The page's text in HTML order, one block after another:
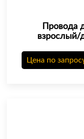
Провода
взрослый/
Цена по